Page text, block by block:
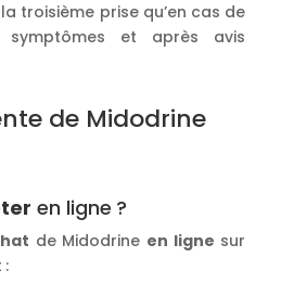
la troisième prise qu’en cas de
symptômes et après avis
de Midodrine
en ligne ?
de Midodrine en ligne sur
: